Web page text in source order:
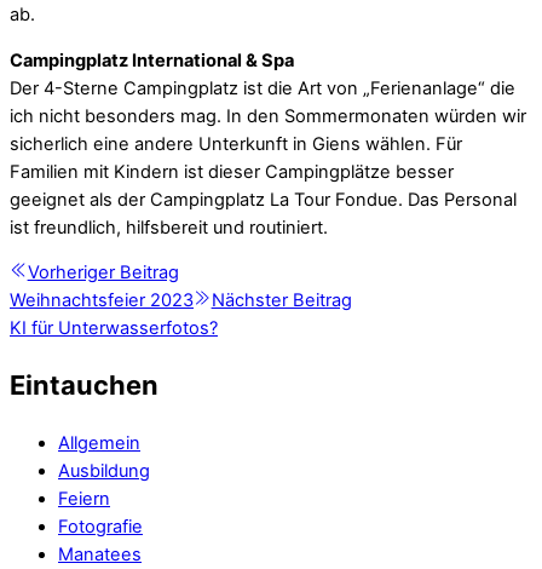
ab.
Campingplatz International & Spa
Der 4-Sterne Campingplatz ist die Art von „Ferienanlage“ die
ich nicht besonders mag. In den Sommermonaten würden wir
sicherlich eine andere Unterkunft in Giens wählen. Für
Familien mit Kindern ist dieser Campingplätze besser
geeignet als der Campingplatz La Tour Fondue. Das Personal
ist freundlich, hilfsbereit und routiniert.
Vorheriger Beitrag
Weihnachtsfeier 2023
Nächster Beitrag
KI für Unterwasserfotos?
Eintauchen
Allgemein
Ausbildung
Feiern
Fotografie
Manatees